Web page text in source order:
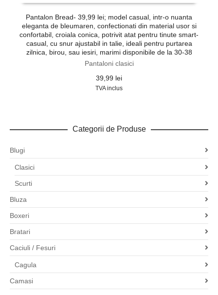
Pantalon Bread- 39,99 lei; model casual, intr-o nuanta
eleganta de bleumaren, confectionati din material usor si
confortabil, croiala conica, potrivit atat pentru tinute smart-
casual, cu snur ajustabil in talie, ideali pentru purtarea
zilnica, birou, sau iesiri, marimi disponibile de la 30-38
Pantaloni clasici
39,99 lei
TVA inclus
Categorii de Produse
Blugi
Clasici
Scurti
Bluza
Boxeri
Bratari
Caciuli / Fesuri
Cagula
Camasi